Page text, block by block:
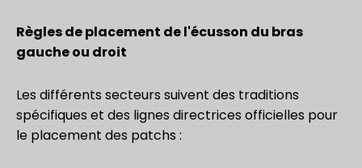
Règles de placement de l'écusson du bras
gauche ou droit
Les différents secteurs suivent des traditions
spécifiques et des lignes directrices officielles pour
le placement des patchs :